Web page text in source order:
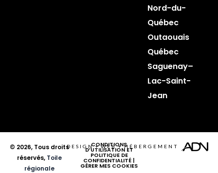
Nord-du-
Québec
Outaouais
Québec
Saguenay–
Lac-Saint-
Jean
© 2026, Tous droits
réservés, Toile
régionale
CONDITIONS
D’UTILISATION ET
POLITIQUE DE
CONFIDENTIALITÉ |
GÉRER MES COOKIES
DESIGN + WEB + HÉBERGEMENT